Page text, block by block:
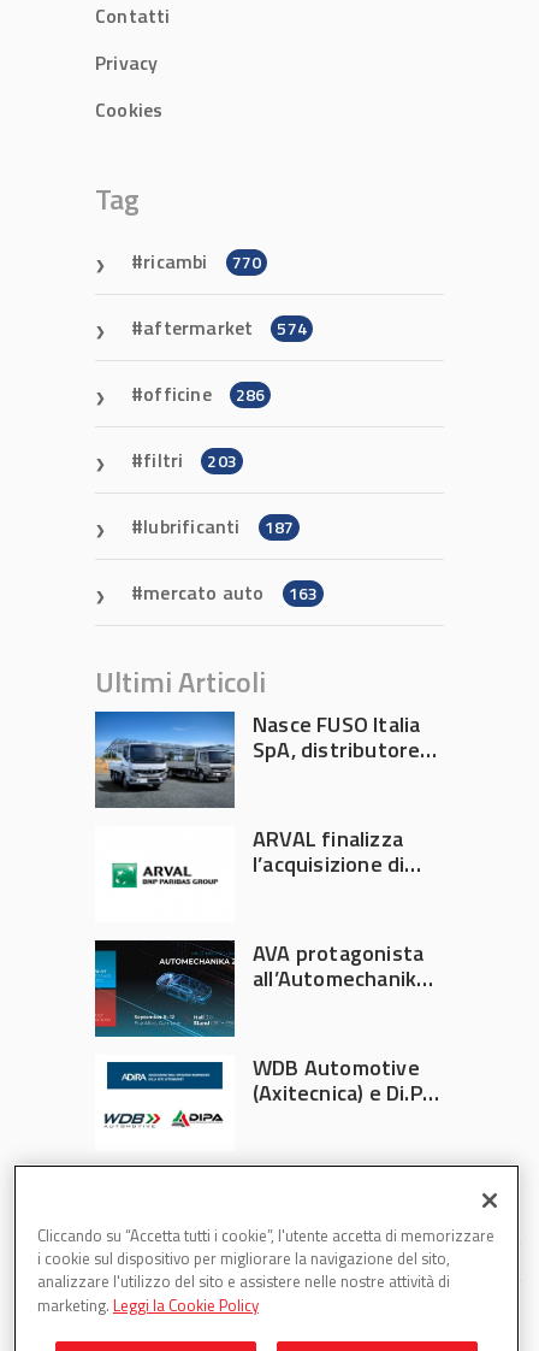
Contatti
Privacy
Cookies
Tag
ricambi 770
aftermarket 574
officine 286
filtri 203
lubrificanti 187
mercato auto 163
Ultimi Articoli
Nasce FUSO Italia
SpA, distributore
ARVAL finalizza
l’acquisizione di
AVA protagonista
all’Automechanika
WDB Automotive
(Axitecnica) e Di.Pa.
Cliccando su “Accetta tutti i cookie”, l'utente accetta di memorizzare
i cookie sul dispositivo per migliorare la navigazione del sito,
analizzare l'utilizzo del sito e assistere nelle nostre attività di
marketing. Leggi la Cookie Policy